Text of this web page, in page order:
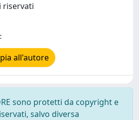
riservati
all'autore
sono protetti da copyright e
salvo diversa